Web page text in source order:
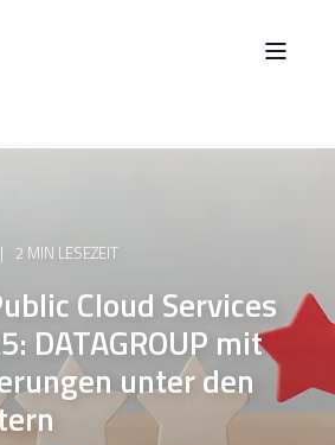
2 MIN LESEZEIT
Cloud Services
DATAGROUP mit
unter den